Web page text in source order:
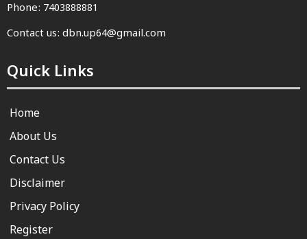
Phone: 7403888881
Contact us: dbn.up64@gmail.com
Quick Links
Home
About Us
Contact Us
Disclaimer
Privacy Policy
Register